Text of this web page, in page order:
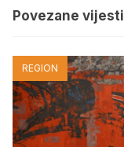
Povezane vijesti
REGION